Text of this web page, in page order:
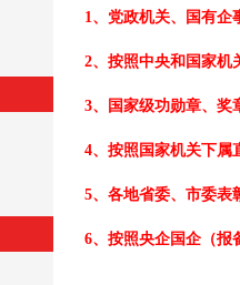
1、党政机关、国有企
2、按照中央和国家机
3、国家级功勋章、奖
4、按照国家机关下属
5、各地省委、市委表
6、按照央企国企（报